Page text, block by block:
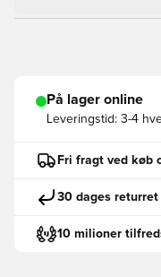
På lager online
Leveringstid: 3-4
Fri fragt ved køb
30 dages returret
10 milioner